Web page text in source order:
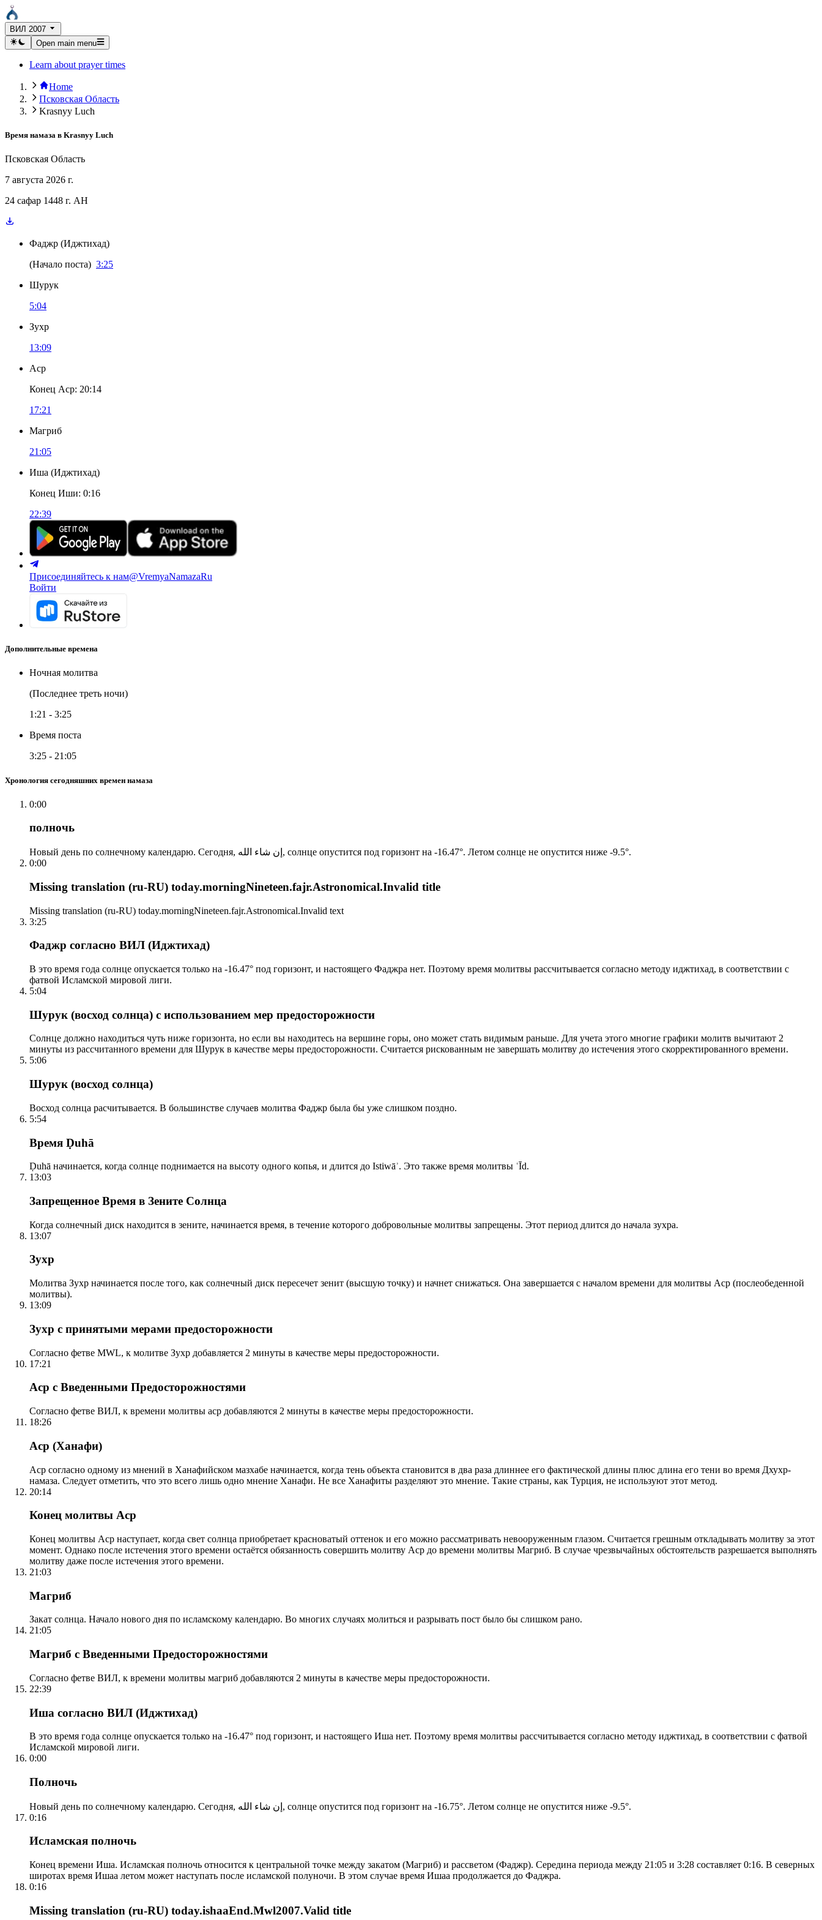
ВИЛ 2007
Open main menu
Learn about prayer times
Home
Псковская Область
Krasnyy Luch
Время намаза в Krasnyy Luch
Псковская Область
7 августа 2026 г.
24 сафар 1448 г. AH
Фаджр (Иджтихад)
(Начало поста) 3:25
Шурук
5:04
Зухр
13:09
Аср
Конец Аср: 20:14
17:21
Магриб
21:05
Иша (Иджтихад)
Конец Иши: 0:16
22:39
Присоединяйтесь к нам@VremyaNamazaRu
Войти
Дополнительные времена
Ночная молитва
(Последнее треть ночи)
1:21 - 3:25
Время поста
3:25 - 21:05
Хронология сегодняшних времен намаза
0:00
полночь
Новый день по солнечному календарю. Сегодня, إن شاء الله, солнце опустится под горизонт на -16.47°. Летом солнце не опустится ниже -9.5°.
0:00
Missing translation (ru-RU) today.morningNineteen.fajr.Astronomical.Invalid title
Missing translation (ru-RU) today.morningNineteen.fajr.Astronomical.Invalid text
3:25
Фаджр согласно ВИЛ (Иджтихад)
В это время года солнце опускается только на -16.47° под горизонт, и настоящего Фаджра нет. Поэтому время молитвы рассчитывается согласно методу иджтихад, в соответствии с
фатвой Исламской мировой лиги.
5:04
Шурук (восход солнца) с использованием мер предосторожности
Солнце должно находиться чуть ниже горизонта, но если вы находитесь на вершине горы, оно может стать видимым раньше. Для учета этого многие графики молитв вычитают 2
минуты из рассчитанного времени для Шурук в качестве меры предосторожности. Считается рискованным не завершать молитву до истечения этого скорректированного времени.
5:06
Шурук (восход солнца)
Восход солнца расчитывается. В большинстве случаев молитва Фаджр была бы уже слишком поздно.
5:54
Время Ḍuhā
Ḍuhā начинается, когда солнце поднимается на высоту одного копья, и длится до Istiwāʾ. Это также время молитвы ʿĪd.
13:03
Запрещенное Время в Зените Солнца
Когда солнечный диск находится в зените, начинается время, в течение которого добровольные молитвы запрещены. Этот период длится до начала зухра.
13:07
Зухр
Молитва Зухр начинается после того, как солнечный диск пересечет зенит (высшую точку) и начнет снижаться. Она завершается с началом времени для молитвы Аср (послеобеденной
молитвы).
13:09
Зухр с принятыми мерами предосторожности
Согласно фетве MWL, к молитве Зухр добавляется 2 минуты в качестве меры предосторожности.
17:21
Аср с Введенными Предосторожностями
Согласно фетве ВИЛ, к времени молитвы аср добавляются 2 минуты в качестве меры предосторожности.
18:26
Аср (Ханафи)
Аср согласно одному из мнений в Ханафийском мазхабе начинается, когда тень объекта становится в два раза длиннее его фактической длины плюс длина его тени во время Дхухр-
намаза. Следует отметить, что это всего лишь одно мнение Ханафи. Не все Ханафиты разделяют это мнение. Такие страны, как Турция, не используют этот метод.
20:14
Конец молитвы Аср
Конец молитвы Аср наступает, когда свет солнца приобретает красноватый оттенок и его можно рассматривать невооруженным глазом. Считается грешным откладывать молитву за этот
момент. Однако после истечения этого времени остаётся обязанность совершить молитву Аср до времени молитвы Магриб. В случае чрезвычайных обстоятельств разрешается выполнять
молитву даже после истечения этого времени.
21:03
Магриб
Закат солнца. Начало нового дня по исламскому календарю. Во многих случаях молиться и разрывать пост было бы слишком рано.
21:05
Магриб с Введенными Предосторожностями
Согласно фетве ВИЛ, к времени молитвы магриб добавляются 2 минуты в качестве меры предосторожности.
22:39
Иша согласно ВИЛ (Иджтихад)
В это время года солнце опускается только на -16.47° под горизонт, и настоящего Иша нет. Поэтому время молитвы рассчитывается согласно методу иджтихад, в соответствии с фатвой
Исламской мировой лиги.
0:00
Полночь
Новый день по солнечному календарю. Сегодня, إن شاء الله, солнце опустится под горизонт на -16.75°. Летом солнце не опустится ниже -9.5°.
0:16
Исламская полночь
Конец времени Иша. Исламская полночь относится к центральной точке между закатом (Магриб) и рассветом (Фаджр). Середина периода между 21:05 и 3:28 составляет 0:16. В северных
широтах время Ишаа летом может наступать после исламской полуночи. В этом случае время Ишаа продолжается до Фаджра.
0:16
Missing translation (ru-RU) today.ishaaEnd.Mwl2007.Valid title